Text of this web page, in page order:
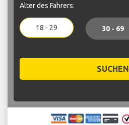
Alter des Fahrers:
18 - 29 30 - 69
SUCHEN